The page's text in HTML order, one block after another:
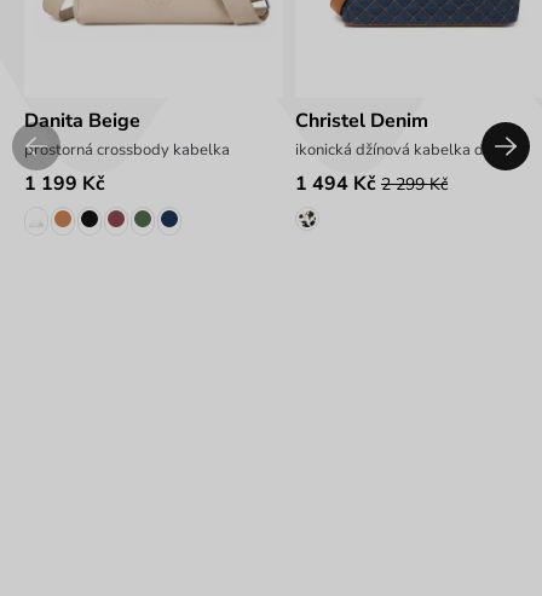
Danita Beige
prostorná crossbody kabelka
1 199 Kč
Christel Denim
ikonická džínová kabelka do ruky
1 494 Kč 2 299 Kč